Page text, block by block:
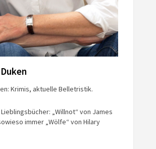
Krimis, aktuelle Belletristik.
„Willnot“ von James
immer „Wölfe“ von Hilary